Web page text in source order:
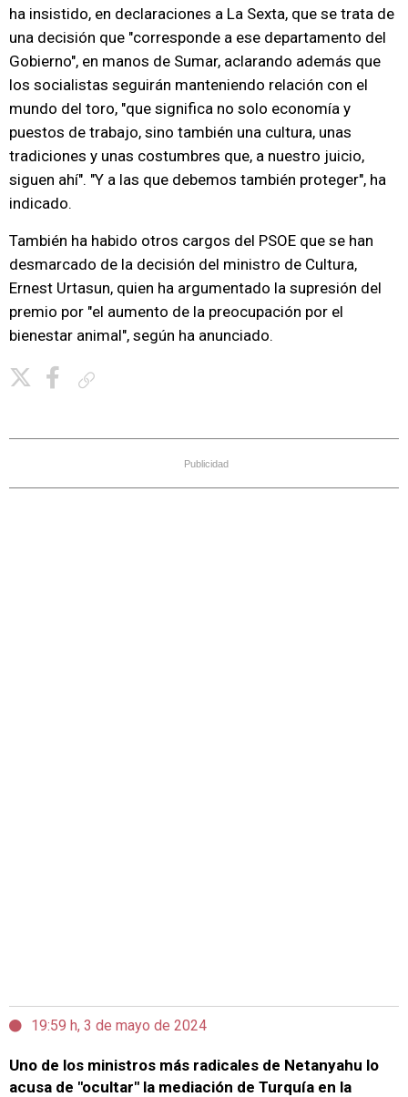
ha insistido, en declaraciones a La Sexta, que se trata de
una decisión que "corresponde a ese departamento del
Gobierno", en manos de Sumar, aclarando además que
los socialistas seguirán manteniendo relación con el
mundo del toro, "que significa no solo economía y
puestos de trabajo, sino también una cultura, unas
tradiciones y unas costumbres que, a nuestro juicio,
siguen ahí". "Y a las que debemos también proteger", ha
indicado.
También ha habido otros cargos del PSOE que se han
desmarcado de la decisión del ministro de Cultura,
Ernest Urtasun, quien ha argumentado la supresión del
premio por "el aumento de la preocupación por el
bienestar animal", según ha anunciado.
Publicidad
19:59 h, 3 de mayo de 2024
Uno de los ministros más radicales de Netanyahu lo
acusa de "ocultar" la mediación de Turquía en la